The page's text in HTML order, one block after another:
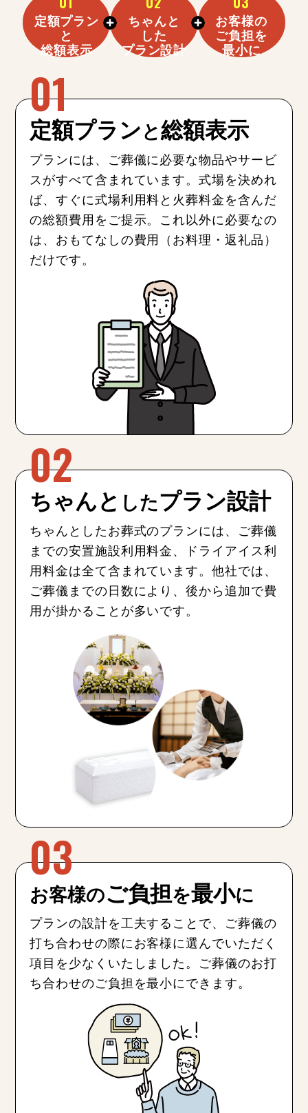
定額プラン
と
総額表示
ちゃんと
した
プラン設計
お客様の
ご負担を
最小に
定額プランと総額表示
プランには、ご葬儀に必要な物品やサービ
スがすべて含まれています。式場を決めれ
ば、すぐに式場利用料と火葬料金を含んだ
の総額費用をご提示。これ以外に必要なの
は、おもてなしの費用（お料理・返礼品）
だけです。
ちゃんと したプラン設計
ちゃんとしたお葬式のプランには、ご葬儀
までの安置施設利用料金、ドライアイス利
用料金は全て含まれています。他社では、
ご葬儀までの日数により、後から追加で費
用が掛かることが多いです。
お客様のご負担を最小に
プランの設計を工夫することで、ご葬儀の
打ち合わせの際にお客様に選んでいただく
項目を少なくいたしました。ご葬儀のお打
ち合わせのご負担を最小にできます。